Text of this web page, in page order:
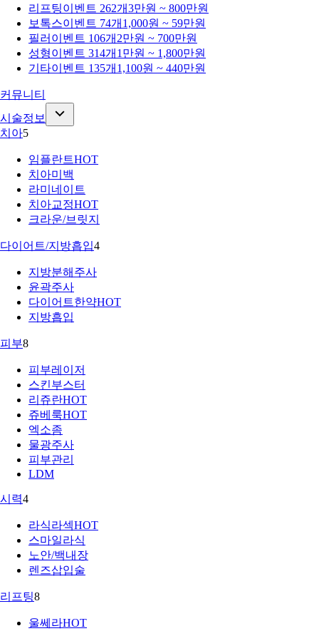
리프팅이벤트 262개3만원 ~ 800만원
보톡스이벤트 74개 1,000원 ~ 59만원
필러 이벤트 106개 2만원 ~ 700만원
성형이벤트 314개 1만원 ~ 1,800만원
기타이벤트 135개 1,100원 ~ 440만원
커뮤니티
시술정보
치아5
임플란트HOT
치아미백
라미네이트
치아교정HOT
크라운/브릿지
다이어트/지방흡입4
지방분해주사
윤곽주사
다이어트한약HOT
지방흡입
피부8
피부레이저
스킨부스터
리쥬란HOT
쥬베룩HOT
엑소좀
물광주사
피부관리
LDM
시력4
라식라섹HOT
스마일라식
노안/백내장
렌즈삽입술
리프팅8
울쎄라HOT